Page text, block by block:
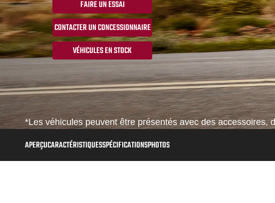
FAIRE UN ESSAI
CONTACTER UN CONCESSIONNAIRE
VÉHICULES EN STOCK
*Les véhicules peuvent être présentés avec des
APERÇUCARACTÉRISTIQUESSPÉCIFICATIONSPHOTOS